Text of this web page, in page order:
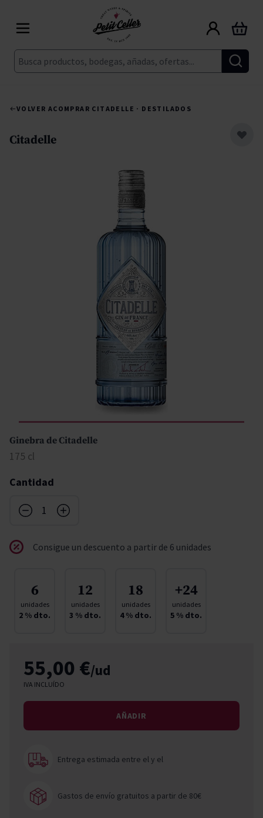
Buscar
Carrito
VOLVER ACOMPRAR CITADELLE · DESTILADOS
Citadelle
Ginebra de Citadelle
175 cl
Cantidad
Consigue un descuento a partir de 6 unidades
6
unidades
2 % dto.
12
unidades
3 % dto.
18
unidades
4% dto.
+24
unidades
5 % dto.
55,00 €/ud
IVA INCLUÍDO
AÑADIR
Entrega estimada entre ely el
Gastos de envío gratuitos a partir de 80€